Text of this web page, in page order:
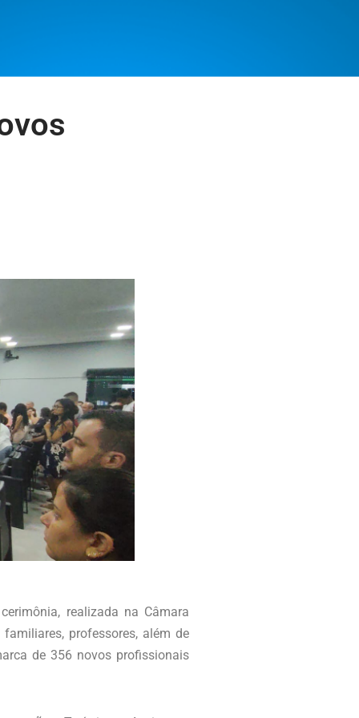
realizada na Câmara
professores, além de
de 356 novos profissionais